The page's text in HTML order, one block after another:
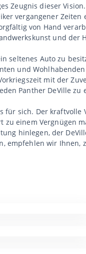
Zeugnis dieser
vergangener
von Hand
und der
seltenes Auto zu
und
mit der
Panther DeVille
für sich. Der
einem Vergnügen
hinlegen, der
empfehlen wir Ihnen,